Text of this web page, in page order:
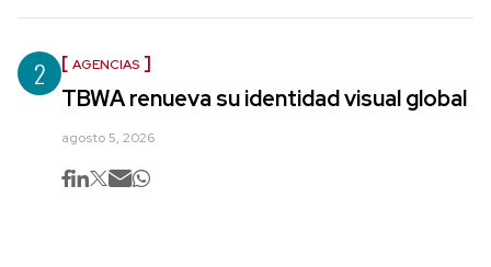
2 AGENCIAS
TBWA renueva su identidad visual global
agosto 5, 2026